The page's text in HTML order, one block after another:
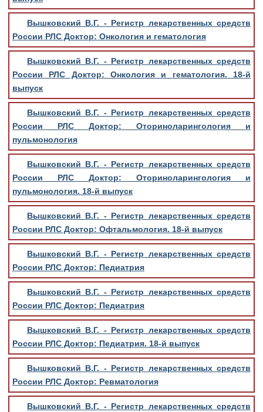
Вышковский В.Г. - Регистр лекарственных средств
России РЛС Доктор: Онкология и гематология
Вышковский В.Г. - Регистр лекарственных средств
России РЛС Доктор: Онкология и гематология. 18-й
выпуск
Вышковский В.Г. - Регистр лекарственных средств
России РЛС Доктор: Оториноларингология и
пульмонология
Вышковский В.Г. - Регистр лекарственных средств
России РЛС Доктор: Оториноларингология и
пульмонология. 18-й выпуск
Вышковский В.Г. - Регистр лекарственных средств
России РЛС Доктор: Офтальмология. 18-й выпуск
Вышковский В.Г. - Регистр лекарственных средств
России РЛС Доктор: Педиатрия
Вышковский В.Г. - Регистр лекарственных средств
России РЛС Доктор: Педиатрия
Вышковский В.Г. - Регистр лекарственных средств
России РЛС Доктор: Педиатрия. 18-й выпуск
Вышковский В.Г. - Регистр лекарственных средств
России РЛС Доктор: Ревматология
Вышковский В.Г. - Регистр лекарственных средств